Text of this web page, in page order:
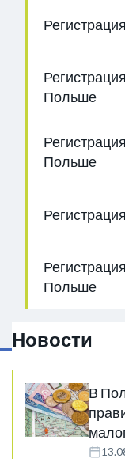
Польше
Польше
Польше
Новости
В